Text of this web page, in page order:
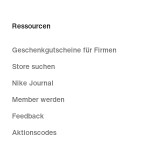
Ressourcen
Geschenkgutscheine für Firmen
Store suchen
Nike Journal
Member werden
Feedback
Aktionscodes